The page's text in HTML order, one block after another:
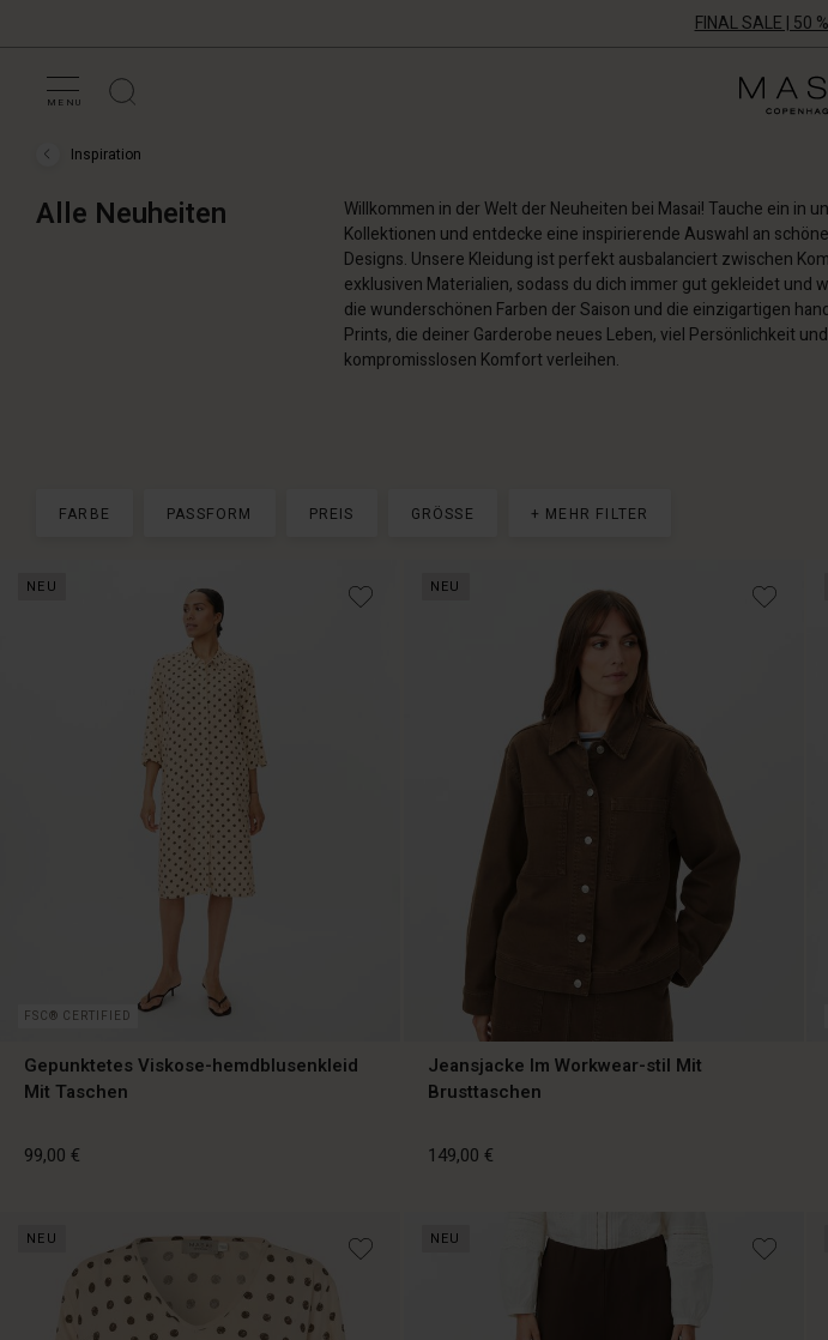
FINAL SALE | 50
MENU
Inspiration
Alle
Neuheiten
Inspiration
Alle Neuheiten
Willkommen in der Welt der Neuheiten bei Masai! Tauche ein in
Kollektionen und entdecke eine inspirierende Auswahl an
Designs. Unsere Kleidung ist perfekt ausbalanciert zwischen
exklusiven Materialien, sodass du dich immer gut gekleidet und
die wunderschönen Farben der Saison und die einzigartigen
Prints, die deiner Garderobe neues Leben, viel Persönlichkeit und
kompromisslosen Komfort verleihen.
FARBE PASSFORM PREIS GRÖSSE + MEHR FILTER
NEU
FSC® CERTIFIED
Gepunktetes Viskose-hemdblusenkleid
Mit Taschen
99,00 €
99,00 €
NEU
Jeansjacke Im Workwear-stil Mit
Brusttaschen
149,00 €
NEU NEU